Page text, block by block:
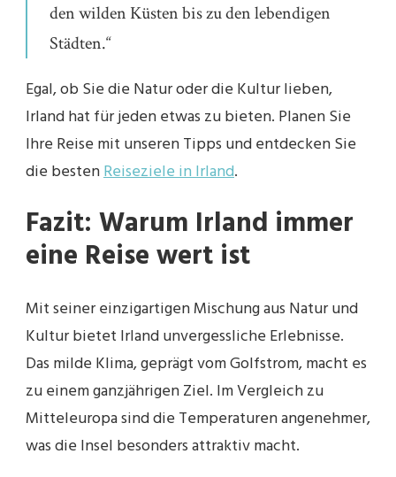
den wilden Küsten bis zu den lebendigen
Städten.“
Egal, ob Sie die Natur oder die Kultur lieben,
Irland hat für jeden etwas zu bieten. Planen Sie
Ihre Reise mit unseren Tipps und entdecken Sie
die bestenReiseziele in Irland.
Fazit: Warum Irland immer
eine Reise wert ist
Mit seiner einzigartigen Mischung aus Natur und
Kultur bietet Irland unvergessliche Erlebnisse.
Das milde Klima, geprägt vom Golfstrom, macht es
zu einem ganzjährigen Ziel. Im Vergleich zu
Mitteleuropa sind die Temperaturen angenehmer,
was die Insel besonders attraktiv macht.